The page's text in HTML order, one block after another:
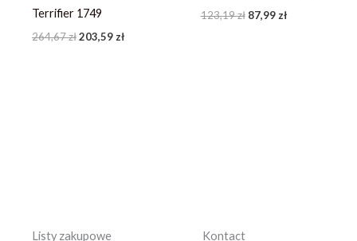
Terrifier 1749
264,67zł203,59 zł
123,19zł 87,99 zł
Listy zakupowe Kontact